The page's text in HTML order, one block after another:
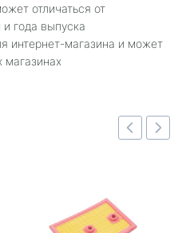
отличаться от
года выпуска
интернет-магазина и может
магазинах
Быстрый просмотр